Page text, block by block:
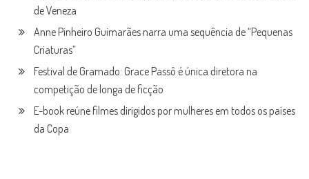
de Veneza
Anne Pinheiro Guimarães narra uma sequência de “Pequenas
Criaturas”
Festival de Gramado: Grace Passô é única diretora na
competição de longa de ficção
E-book reúne filmes dirigidos por mulheres em todos os países
da Copa